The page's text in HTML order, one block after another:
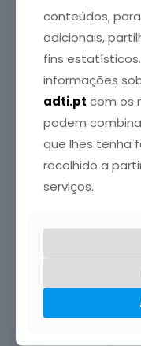
ADTI publicou
ADTI no Jornal de
conteúdos,
adicionais,
fins
informações
adti.pt com os
podem
que lhes tenha
recolhido a
serviços.